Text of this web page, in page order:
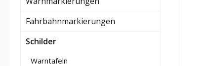
Fahrbahnmarkierungen
Schilder
Warntafeln